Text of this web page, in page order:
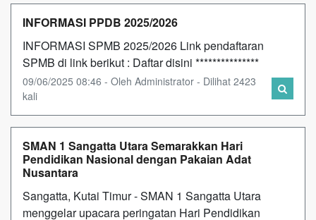
INFORMASI PPDB 2025/2026
INFORMASI SPMB 2025/2026 Link pendaftaran
SPMB di link berikut : Daftar disini ***************
09/06/2025 08:46 - Oleh Administrator - Dilihat 2423
kali
SMAN 1 Sangatta Utara Semarakkan Hari
Pendidikan Nasional dengan Pakaian Adat
Nusantara
Sangatta, Kutai Timur - SMAN 1 Sangatta Utara
menggelar upacara peringatan Hari Pendidikan